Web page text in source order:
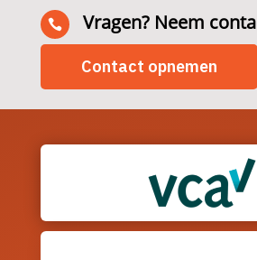
 Vragen? Neem
Contact opnemen